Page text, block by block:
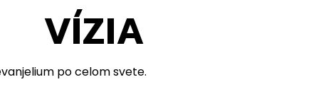
VÍZIA
po celom svete.